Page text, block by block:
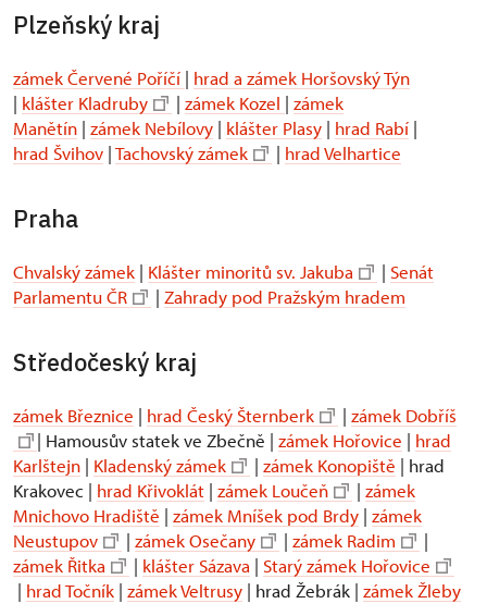
Plzeňský kraj
zámek Červené Poříčí | hrad a zámek Horšovský Týn
| klášter Kladruby | zámek Kozel | zámek
Manětín | zámek Nebílovy | klášter Plasy | hrad Rabí |
hrad Švihov |Tachovský zámek | hrad Velhartice
Praha
Chvalský zámek | Klášter minoritů sv. Jakuba | Senát
Parlamentu ČR
| Zahrady pod Pražským hradem
Středočeský kraj
zámek Březnice | hrad Český Šternberk | zámek Dobříš
| Hamousův statek ve Zbečně | zámek Hořovice | hrad
Karlštejn | Kladenský zámek | zámek Konopiště | hrad
Krakovec | hrad Křivoklát | zámek Loučeň | zámek
Mnichovo Hradiště | zámek Mníšek pod Brdy | zámek
Neustupov
| zámek Osečany | zámek Radim
|
zámek Řitka
| klášter Sázava | Starý zámek Hořovice
| hrad Točník | zámek Veltrusy | hrad Žebrák | zámek Žleby